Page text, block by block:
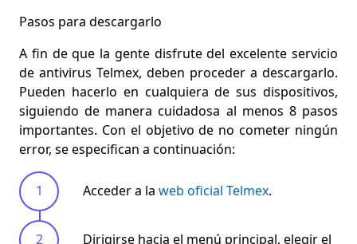
Pasos para descargarlo
A fin de que la gente disfrute del excelente servicio
de antivirus Telmex, deben proceder a descargarlo.
Pueden hacerlo en cualquiera de sus dispositivos,
siguiendo de manera cuidadosa al menos 8 pasos
importantes. Con el objetivo de no cometer ningún
error, se especifican a continuación:
Acceder a la web oficial Telmex.
Dirigirse hacia el menú principal, elegir el